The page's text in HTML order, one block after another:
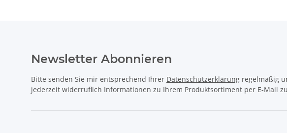
Newsletter Abonnieren
Bitte senden Sie mir entsprechend Ihrer Datenschutzerklärung regelmäßig
jederzeit widerruflich Informationen zu Ihrem Produktsortiment per E-Mail